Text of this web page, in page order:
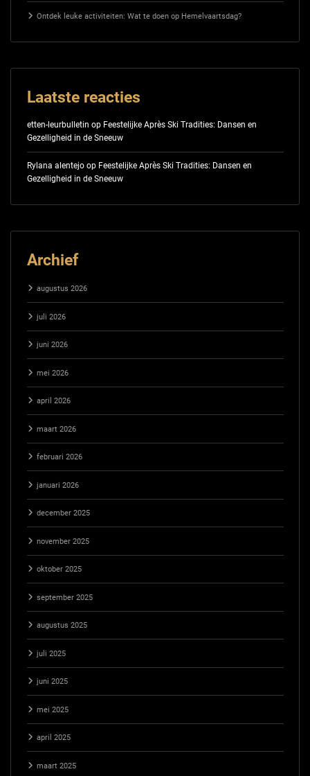
Ontdek leuke activiteiten: Wat te doen op Hemelvaartsdag?
Laatste reacties
etten-leurbulletin op Feestelijke Après Ski Tradities: Dansen en
Gezelligheid in de Sneeuw
Rylana alentejoop Feestelijke Après Ski Tradities: Dansen en
Gezelligheid in de Sneeuw
Archief
augustus 2026
juli 2026
juni 2026
mei 2026
april 2026
maart 2026
februari 2026
januari 2026
december 2025
november 2025
oktober 2025
september 2025
augustus 2025
juli 2025
juni 2025
mei 2025
april 2025
maart 2025